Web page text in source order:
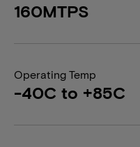
160MTPS
Operating Temp
-40C to +85C